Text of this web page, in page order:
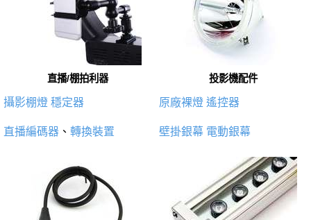
直播/棚拍利器
攝影棚燈 穩定器
直播編碼器 、 轉換裝置
投影機配件
原廠裸燈 遙控器
壁掛銀幕 電動銀幕